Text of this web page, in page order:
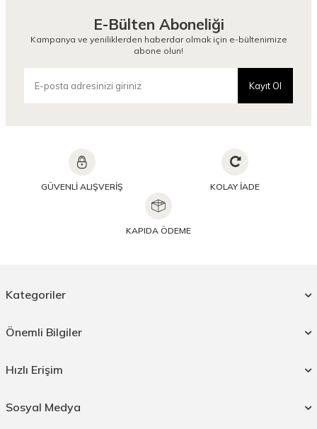
E-Bülten Aboneliği
Kampanya ve yeniliklerden haberdar olmak için e-bültenimize
abone olun!
Kayıt Ol
GÜVENLİ ALIŞVERİŞ KOLAY İADE
KAPIDA ÖDEME
Sosyal Medya
Kategoriler
Önemli Bilgiler
Hızlı Erişim